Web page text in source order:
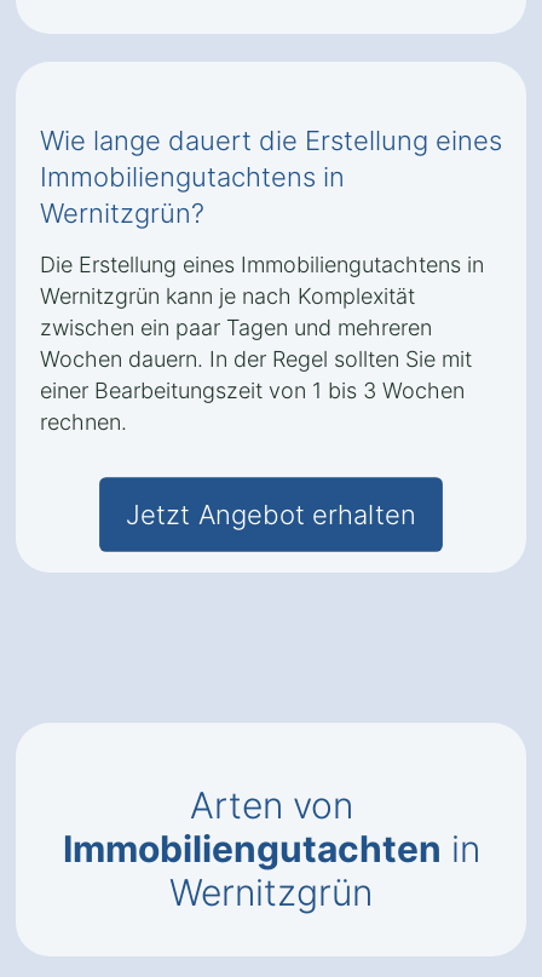
Wie lange dauert die Erstellung eines
Immobiliengutachtens in
Wernitzgrün?
Die Erstellung eines Immobiliengutachtens in
Wernitzgrün kann je nach Komplexität
zwischen ein paar Tagen und mehreren
Wochen dauern. In der Regel sollten Sie mit
einer Bearbeitungszeit von 1 bis 3 Wochen
rechnen.
Jetzt Angebot erhalten
Arten von
Immobiliengutachten in
Wernitzgrün